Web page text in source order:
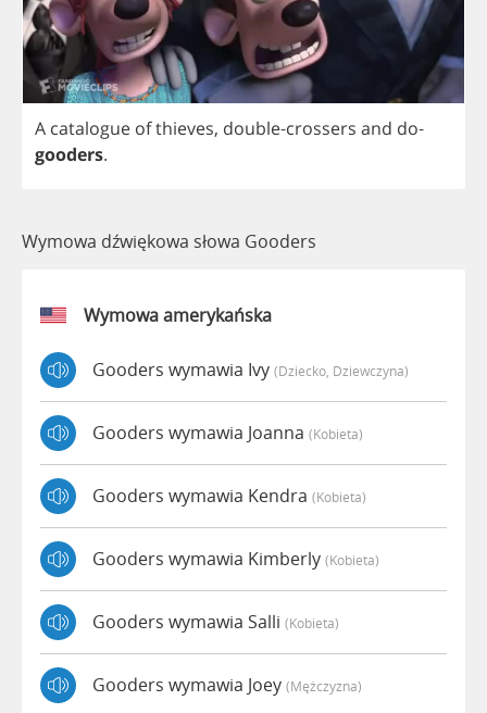
A catalogue ofthieves, double-crossers and do-
gooders.
Wymowa dźwiękowa słowa Gooders
Wymowa amerykańska
Gooders wymawia Ivy (dziecko, Dziewczyna)
Gooders wymawia Joanna (kobieta)
Gooders wymawia Kendra (kobieta)
Gooders wymawia Kimberly (kobieta)
Gooders wymawia Salli (kobieta)
Gooders wymawia Joey (mężczyzna)